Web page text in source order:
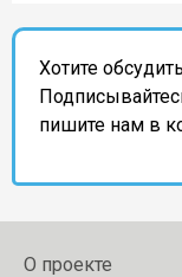
Хотите
пишите нам в
О проекте